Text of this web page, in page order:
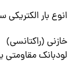
انوع بار
خازنی (راکتانسی)
لودبانک مقاومتی